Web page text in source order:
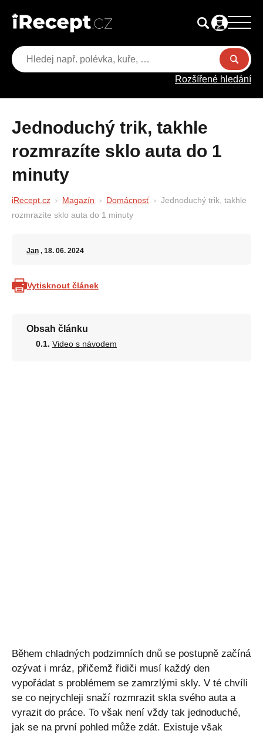
Rozšířené hledání
Jednoduchý trik, takhle
rozmrazíte sklo auta do 1
minuty
iRecept.cz Magazín Domácnosť
Jednoduchý trik, takhle
rozmrazíte sklo auta do 1 minuty
Jan , 18. 06. 2024
Vytisknout článek
Obsah článku
Video s návodem
Během chladných podzimních dnů se postupně začíná
ozývat i mráz, přičemž řidiči musí každý den
vypořádat s problémem se zamrzlými skly. V té chvíli
se co nejrychleji snaží rozmrazit skla svého auta a
vyrazit do práce. To však není vždy tak jednoduché,
jak se na první pohled může zdát. Existuje však